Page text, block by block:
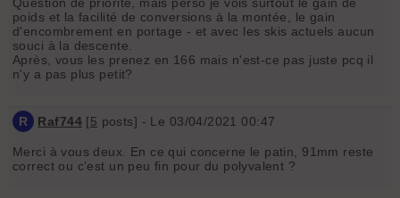
poids et la facilité de conversions à la montée, le gain
d'encombrement en portage - et avec les skis actuels aucun
souci à la descente.
Après, vous les prenez en 166 mais n'est-ce pas juste pcq il
n'y a pas plus petit?
R Raf744[5 posts] - Le 03/04/2021 00:47
Merci à vous deux. En ce qui concerne le patin, 91mm reste
correct ou c’est un peu fin pour du polyvalent ?